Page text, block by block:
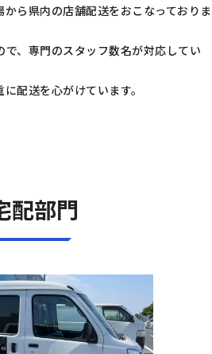
ら県内の店舗配送をおこなっておりま
、専門のスタッフ数名が対応してい
配送を心がけています。
配部門